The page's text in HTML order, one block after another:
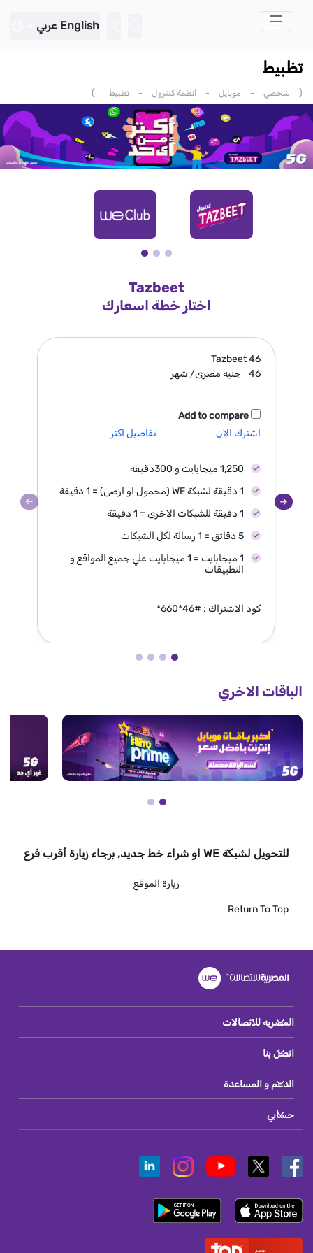
تخطي إلى المحتوى الرئيسي
English عربي
تظبيط
( شخصي - موبايل - أنظمة كنترول - تظبيط )
Tazbeet
اختار خطة اسعارك
Tazbeet46
46
جنيه مصرى/ شهر
Add to compare
اشترك الان
تفاصيل اكتر
1,250 ميجابايت و 300دقيقة
1 دقيقة لشبكة WE (محمول او ارضى) = 1 دقيقة
1 دقيقة للشبكات الاخرى = 1 دقيقة
5 دقائق = 1 رسالة لكل الشبكات
1 ميجابايت = 1 ميجابايت علي جميع المواقع و
التطبيقات
كود الاشتراك : #46*660*
الباقات الاخري
للتحويل لشبكة WE او شراء خط جديد, برجاء زيارة أقرب فرع
زيارة الموقع
Return To Top
المصريه للاتصالات
اتصل بنا
الدعم و المساعدة
حسابي